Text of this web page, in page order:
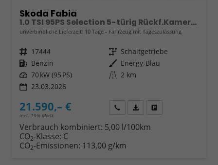
Skoda Fabia
1.0 TSI 95PS Selection 5-türig Rückf.Kamera Parksensoren Sitzheizung Multifunktionslenkrad Klima Skoda-Radio Bluetooth Touchscreen Tempomat Nebelsch. Apple CarPlay + Android Auto
unverbindliche Lieferzeit: 10 Tage Fahrzeug mit Tageszulassung
Fahrzeugnr. 17444 Getriebe Schaltgetriebe
Kraftstoff Benzin Außenfarbe Energy-Blau
Leistung 70 kW (95 PS) Kilometerstand 2 km
23.03.2026
21.590,– €
incl. 19% MwSt.
Wir rufen Sie anFahrzeugexposé (PDF)
Verbrauch kombiniert: 5,00 l/100km
CO2-Klasse: C
CO2-Emissionen: 113,00 g/km